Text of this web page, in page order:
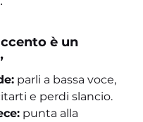
è un
parli a bassa voce,
e perdi slancio.
punta alla